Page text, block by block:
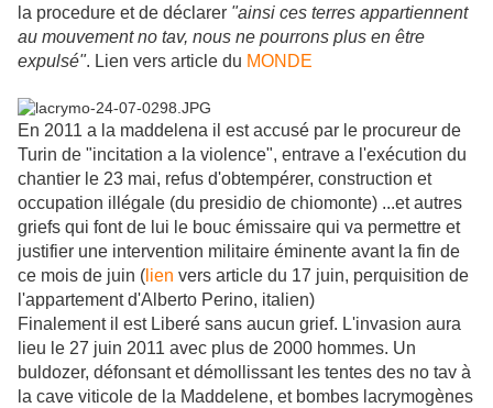
la procedure et de déclarer "ainsi ces terres appartiennent
au mouvement no tav, nous ne pourrons plus en être
expulsé". Lien vers article du MONDE
En 2011 a la maddelena il est accusé par le procureur de
Turin de "incitation a la violence", entrave a l'exécution du
chantier le 23 mai, refus d'obtempérer, construction et
occupation illégale (du presidio de chiomonte) ...et autres
griefs qui font de lui le bouc émissaire qui va permettre et
justifier une intervention militaire éminente avant la fin de
ce mois de juin ( lien vers article du 17 juin, perquisition de
l'appartement d'Alberto Perino, italien)
Finalement il est Liberé sans aucun grief. L'invasion aura
lieu le 27 juin 2011 avec plus de 2000 hommes. Un
buldozer, défonsant et démollissant les tentes des no tav à
la cave viticole de la Maddelene, et bombes lacrymogènes